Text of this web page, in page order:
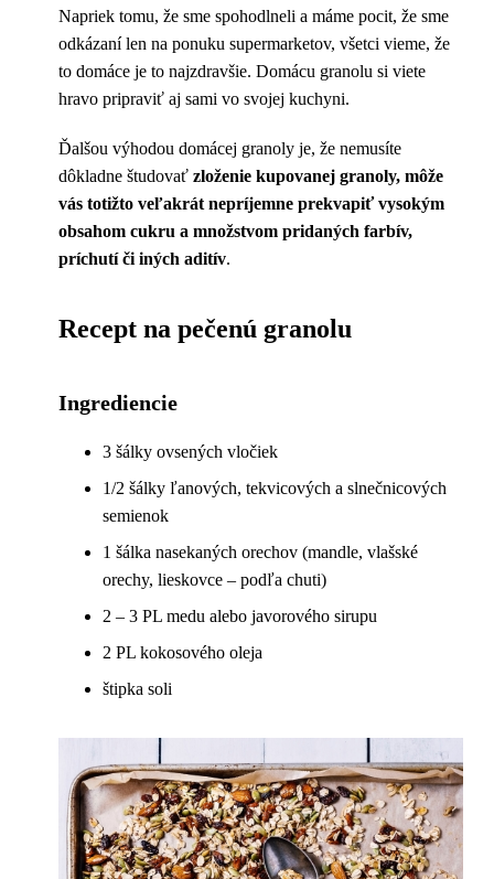
Napriek tomu, že sme spohodlneli a máme pocit, že sme
odkázaní len na ponuku supermarketov, všetci vieme, že
to domáce je to najzdravšie. Domácu granolu si viete
hravo pripraviť aj sami vo svojej kuchyni.
Ďalšou výhodou domácej granoly je, že nemusíte
dôkladne študovať zloženie kupovanej granoly, môže
vás totižto veľakrát nepríjemne prekvapiť vysokým
obsahom cukru a množstvom pridaných farbív,
príchutí či iných aditív.
Recept na pečenú granolu
Ingrediencie
3 šálky ovsených vločiek
1/2 šálky ľanových, tekvicových a slnečnicových
semienok
1 šálka nasekaných orechov (mandle, vlašské
orechy, lieskovce – podľa chuti)
2 – 3 PL medu alebo javorového sirupu
2 PL kokosového oleja
štipka soli